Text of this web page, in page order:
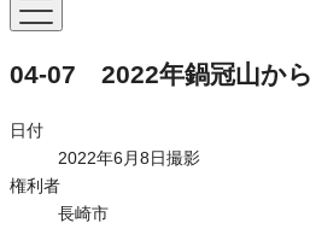
04-07 2022年鍋冠山か
日付
2022年6月8日撮影
権利者
長崎市